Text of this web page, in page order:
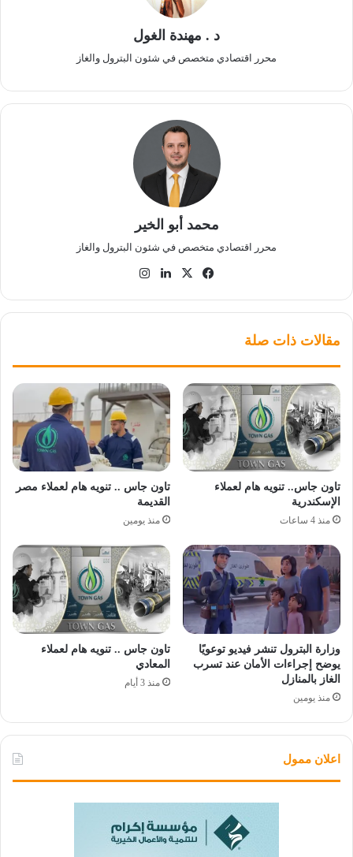
د . مهندة الغول
محرر اقتصادي متخصص في شئون البترول والغاز
محمد أبو الخير
محرر اقتصادي متخصص في شئون البترول والغاز
فيسبوك
‫X لينكدإن
مقالات ذات صلة
تاون جاس.. تنويه هام لعملاء
الإسكندرية
منذ 4 ساعات
تاون جاس .. تنويه هام لعملاء مصر
القديمة
منذ يومين
وزارة البترول تنشر فيديو توعويًا
يوضح إجراءات الأمان عند تسرب
الغاز بالمنازل
منذ يومين
تاون جاس .. تنويه هام لعملاء
المعادي
منذ 3 أيام
اعلان ممول